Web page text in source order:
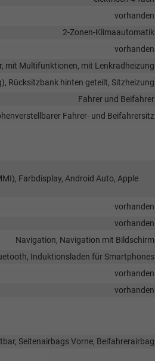
vorhanden
2-Zonen-Klimaautomatik
vorhanden
mit Multifunktionen, mit Lenkradheizung
Rücksitzbank hinten geteilt, Sitzheizung
Fahrer und Beifahrer
Fahrer- und Beifahrersitz
Farbdisplay, Android Auto, Apple
vorhanden
vorhanden
Navigation, Navigation mit Bildschirm
Induktionsladen für Smartphones
vorhanden
vorhanden
Seitenairbags Vorne, Beifahrerairbag